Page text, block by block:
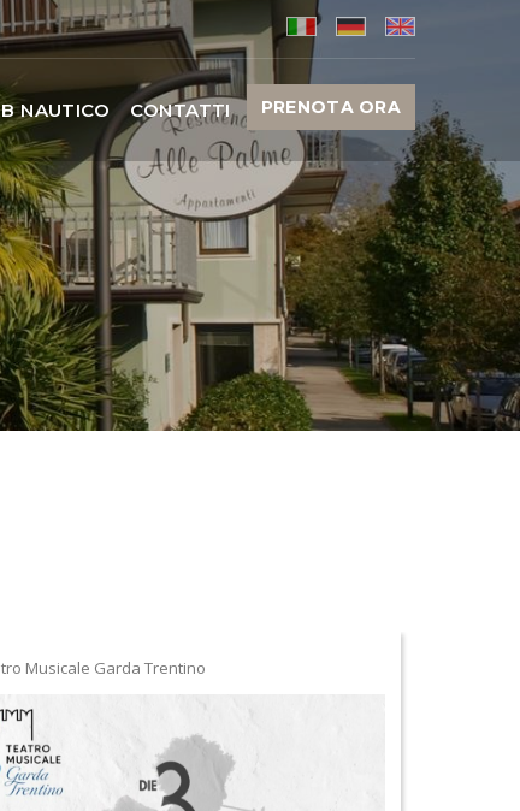
NAUTICO CONTATTI PRENOTA ORA
Musicale Garda Trentino